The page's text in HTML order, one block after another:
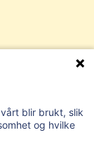
blir brukt, slik
og hvilke